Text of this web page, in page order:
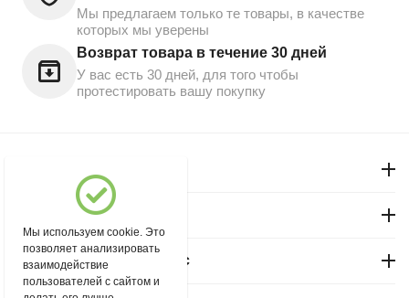
Мы предлагаем только те товары, в качестве
которых мы уверены
Возврат товара в течение 30 дней
У вас есть 30 дней, для того чтобы
протестировать вашу покупку
Магазин "Северный"
Покупательский сервис
Мы используем cookie. Это
позволяет анализировать
взаимодействие
пользователей с сайтом и